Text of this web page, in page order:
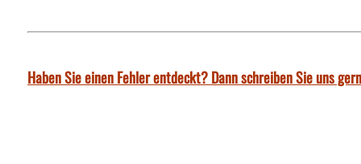
Haben Sie einen Fehler entdeckt? Dann schreiben Sie uns